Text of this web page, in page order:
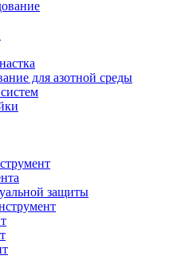
для азотной среды
защиты